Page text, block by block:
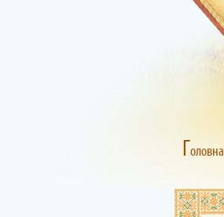
Головна